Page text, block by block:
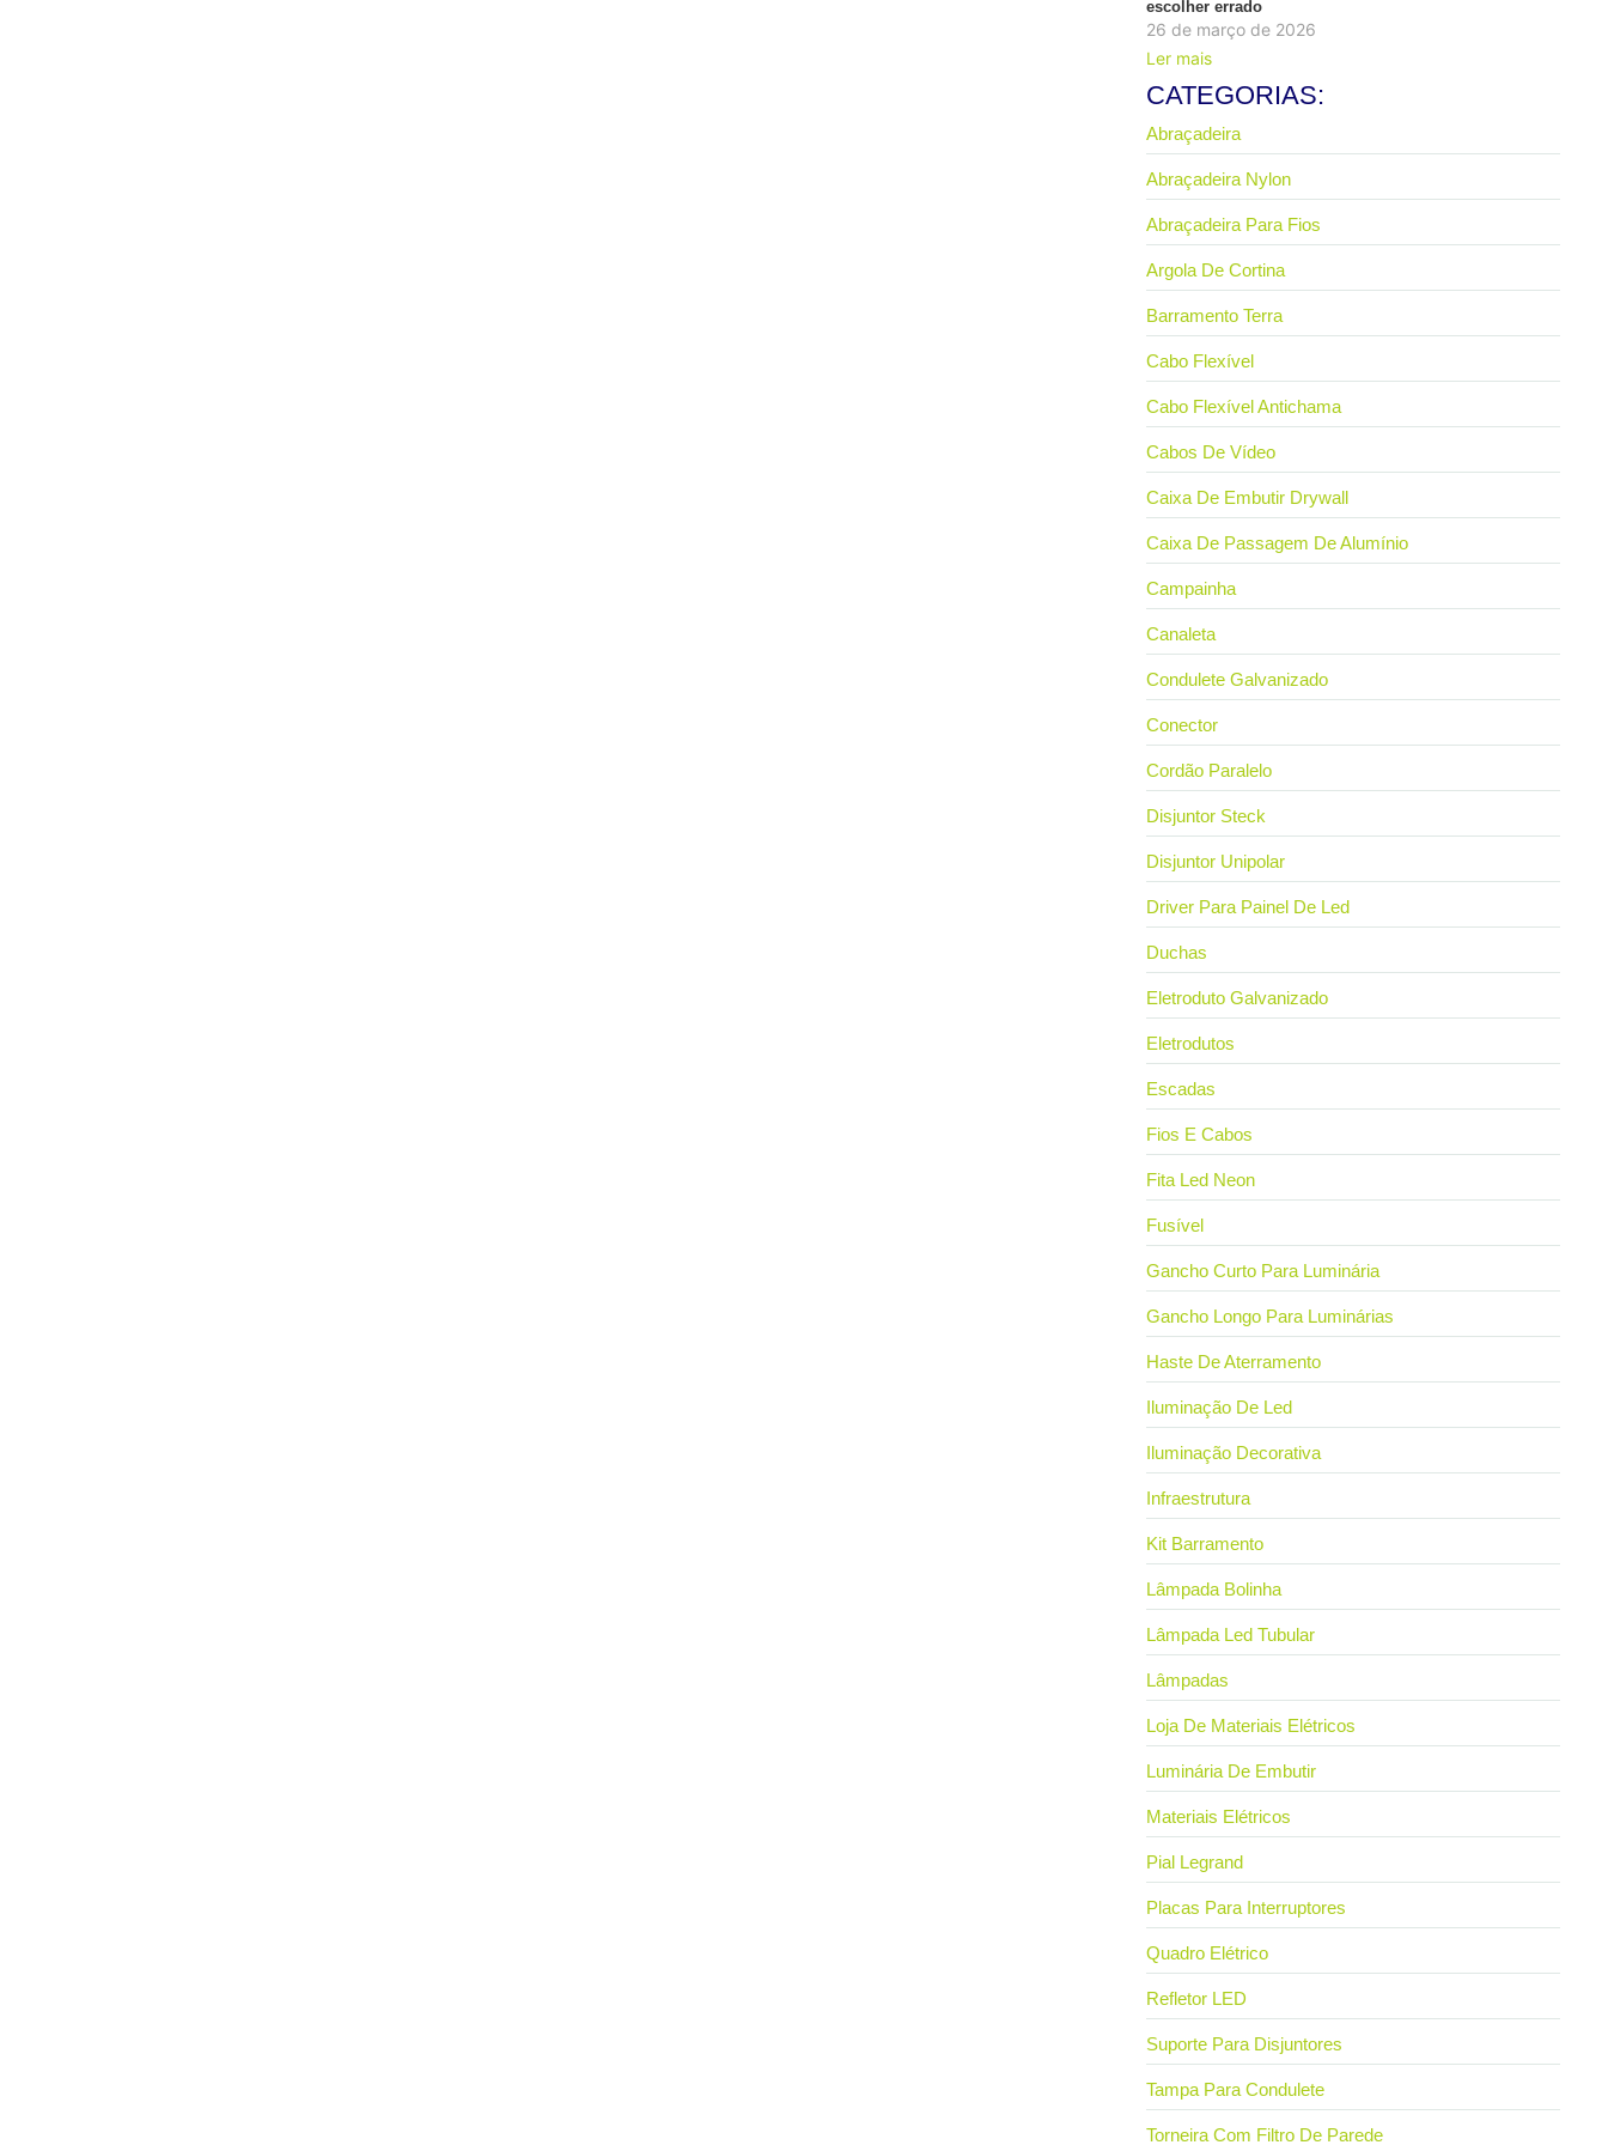
escolher errado
26 de março de 2026
Ler mais
CATEGORIAS:
Abraçadeira
Abraçadeira Nylon
Abraçadeira Para Fios
Argola De Cortina
Barramento Terra
Cabo Flexível
Cabo Flexível Antichama
Cabos De Vídeo
Caixa De Embutir Drywall
Caixa De Passagem De Alumínio
Campainha
Canaleta
Condulete Galvanizado
Conector
Cordão Paralelo
Disjuntor Steck
Disjuntor Unipolar
Driver Para Painel De Led
Duchas
Eletroduto Galvanizado
Eletrodutos
Escadas
Fios E Cabos
Fita Led Neon
Fusível
Gancho Curto Para Luminária
Gancho Longo Para Luminárias
Haste De Aterramento
Iluminação De Led
Iluminação Decorativa
Infraestrutura
Kit Barramento
Lâmpada Bolinha
Lâmpada Led Tubular
Lâmpadas
Loja De Materiais Elétricos
Luminária De Embutir
Materiais Elétricos
Pial Legrand
Placas Para Interruptores
Quadro Elétrico
Refletor LED
Suporte Para Disjuntores
Tampa Para Condulete
Torneira Com Filtro De Parede